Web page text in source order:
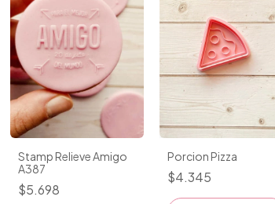
Stamp Relieve Amigo
A387
$5.698
Porcion Pizza
$4.345